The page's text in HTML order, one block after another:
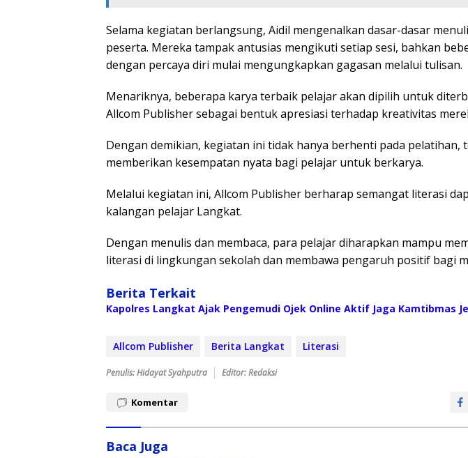
Selama kegiatan berlangsung, Aidil mengenalkan dasar-dasar
peserta. Mereka tampak antusias mengikuti setiap sesi, bahkan
dengan percaya diri mulai mengungkapkan gagasan melalui tulisan.
Menariknya, beberapa karya terbaik pelajar akan dipilih untuk
Allcom Publisher sebagai bentuk apresiasi terhadap kreativitas
Dengan demikian, kegiatan ini tidak hanya berhenti pada pelatihan,
memberikan kesempatan nyata bagi pelajar untuk berkarya.
Melalui kegiatan ini, Allcom Publisher berharap semangat literasi
kalangan pelajar Langkat.
Dengan menulis dan membaca, para pelajar diharapkan mampu
literasi di lingkungan sekolah dan membawa pengaruh positif bagi
Berita Terkait
Kapolres Langkat Ajak Pengemudi Ojek Online Aktif Jaga Kamtibmas
Allcom Publisher Berita Langkat Literasi
Penulis: Hidayat Syahputra Editor: Redaksi
Komentar
Baca Juga